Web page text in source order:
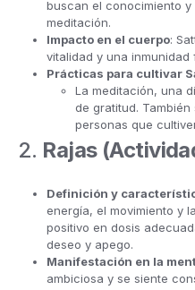
buscan el conocimiento
meditación.
Impacto en el cuerpo:
vitalidad y una inmunidad
Prácticas para cultivar
La meditación, una
de gratitud.
personas que
2. Rajas
Definición y
energía, el movimiento y
positivo en dosis
deseo y apego.
Manifestación en la
ambiciosa y se siente